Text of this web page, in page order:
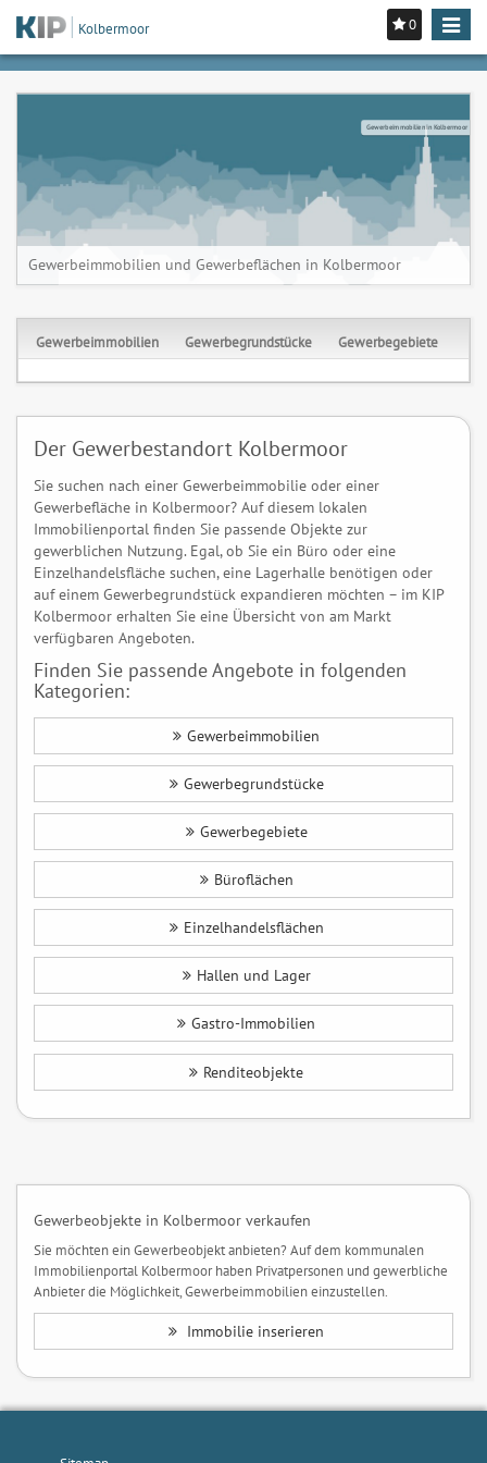
0
Toggle
Kolbermoor
Gewerbeimmobilien in Kolbermoor
Gewerbeimmobilien und Gewerbeflächen in Kolbermoor
Gewerbeimmobilien Gewerbegrundstücke Gewerbegebiete
Der Gewerbestandort Kolbermoor
Sie suchen nach einer Gewerbeimmobilie oder einer
Gewerbefläche in Kolbermoor? Auf diesem lokalen
Immobilienportal finden Sie passende Objekte zur
gewerblichen Nutzung. Egal, ob Sie ein Büro oder eine
Einzelhandelsfläche suchen, eine Lagerhalle benötigen oder
auf einem Gewerbegrundstück expandieren möchten – im KIP
Kolbermoor erhalten Sie eine Übersicht von am Markt
verfügbaren Angeboten.
Finden Sie passende Angebote in folgenden
Kategorien:
Gewerbeimmobilien
Gewerbegrundstücke
Gewerbegebiete
Büroflächen
Einzelhandelsflächen
Hallen und Lager
Gastro-Immobilien
Renditeobjekte
Gewerbeobjekte in Kolbermoor verkaufen
Sie möchten ein Gewerbeobjekt anbieten? Auf dem kommunalen
Immobilienportal Kolbermoor haben Privatpersonen und gewerbliche
Anbieter die Möglichkeit, Gewerbeimmobilien einzustellen.
Immobilie inserieren